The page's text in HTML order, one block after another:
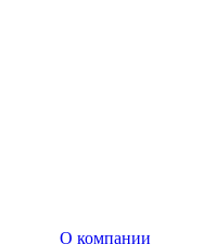
О компании